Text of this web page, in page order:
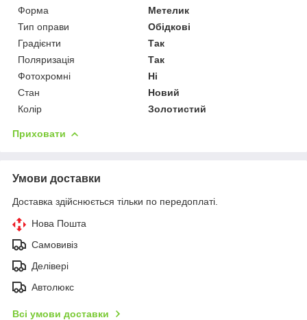
Форма
Метелик
Тип оправи
Обідкові
Градієнти
Так
Поляризація
Так
Фотохромні
Ні
Стан
Новий
Колір
Золотистий
Приховати
Умови доставки
Доставка здійснюється тільки по передоплаті.
Нова Пошта
Самовивіз
Делівері
Автолюкс
Всі умови доставки